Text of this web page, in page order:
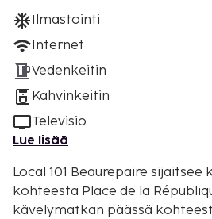
Ilmastointi
Internet
Vedenkeitin
Kahvinkeitin
Televisio
Lue lisää
Local 101 Beaurepaire sijaitsee
kohteesta Place de la
kävelymatkan päässä